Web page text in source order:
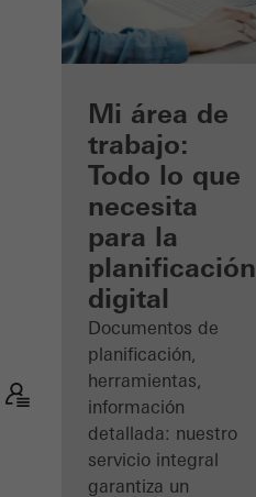
Beneficios
como
arquitecto
registrado
Descubre
mi área
de
trabajo
Mi área de
trabajo:
Todo lo que
necesita
para la
planificación
digital
Documentos de
planificación,
herramientas,
información
detallada: nuestro
servicio integral
garantiza un